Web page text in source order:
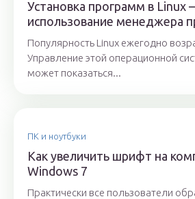
Установка программ в Linux
использование менеджера
Популярность Linux ежегодно
Управление этой операционной
может показаться...
ПК и ноутбуки
Как увеличить шрифт на
Windows 7
Практически все пользователи